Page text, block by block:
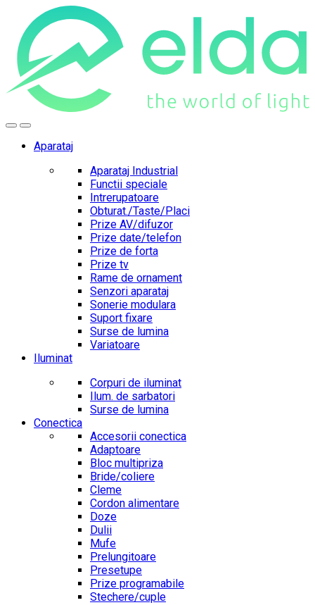
navigation
content
Aparataj
Aparataj Industrial
Functii speciale
Intrerupatoare
Obturat./Taste/Placi
Prize AV/difuzor
Prize date/telefon
Prize de forta
Prize tv
Rame de ornament
Senzori aparataj
Sonerie modulara
Suport fixare
Surse de lumina
Variatoare
Iluminat
Corpuri de iluminat
Ilum. de sarbatori
Surse de lumina
Conectica
Accesorii conectica
Adaptoare
Bloc multipriza
Bride/coliere
Cleme
Cordon alimentare
Doze
Dulii
Mufe
Prelungitoare
Presetupe
Prize programabile
Stechere/cuple